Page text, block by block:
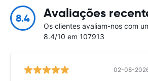
8.4 Avaliações
Os clientes avaliam-nos com
8.4/10 em 107913
02-08-